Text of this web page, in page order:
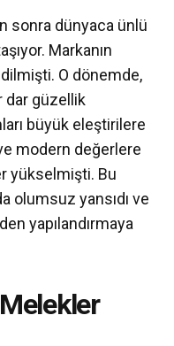
sonra dünyaca ünlü
Markanın
O dönemde,
dar güzellik
büyük eleştirilere
modern değerlere
yükselmişti. Bu
olumsuz yansıdı ve
yapılandırmaya